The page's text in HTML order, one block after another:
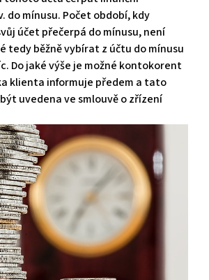
do mínusu. Počet období, kdy
účet přečerpá do mínusu, není
tedy běžně vybírat z účtu do mínusu
Do jaké výše je možné kontokorent
klienta informuje předem a tato
uvedena ve smlouvě o zřízení